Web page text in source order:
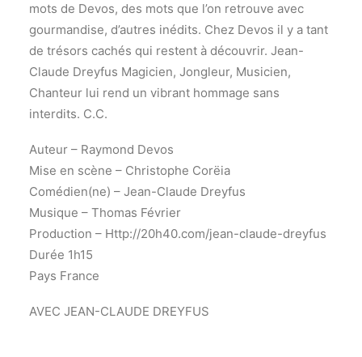
mots de Devos, des mots que l’on retrouve avec
gourmandise, d’autres inédits. Chez Devos il y a tant
de trésors cachés qui restent à découvrir. Jean-
Claude Dreyfus Magicien, Jongleur, Musicien,
Chanteur lui rend un vibrant hommage sans
interdits. C.C.
Auteur – Raymond Devos
Mise en scène – Christophe Corëia
Comédien(ne) – Jean-Claude Dreyfus
Musique – Thomas Février
Production – Http://20h40.com/jean-claude-dreyfus
Durée 1h15
Pays France
AVEC JEAN-CLAUDE DREYFUS